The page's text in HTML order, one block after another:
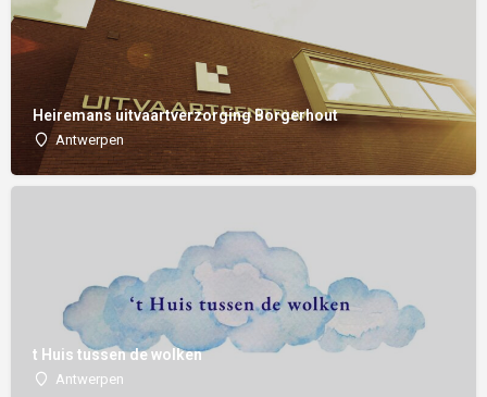
Heiremans uitvaartverzorging Borgerhout
Antwerpen
t Huis tussen de wolken
Antwerpen